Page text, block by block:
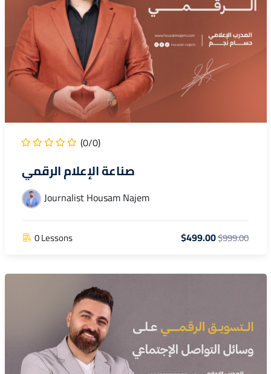
(0/0)
صناعة الإعلام الرقمي
Journalist Housam Najem
0 Lessons $499.00$999.00